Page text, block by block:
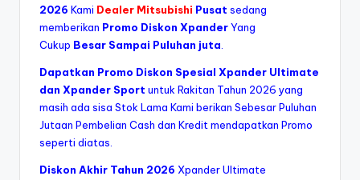
2026 Kami Dealer Mitsubishi Pusat sedang
memberikan Promo Diskon XpanderYang
Cukup Besar Sampai Puluhan juta
Dapatkan Promo Diskon Spesial Xpander Ultimate
dan Xpander Sport untuk Rakitan Tahun 2026 yang
masih ada sisa Stok Lama Kami berikan Sebesar Puluhan
Jutaan Pembelian Cash dan Kredit mendapatkan Promo
seperti diatas.
Diskon Akhir Tahun 2026 Xpander Ultimate